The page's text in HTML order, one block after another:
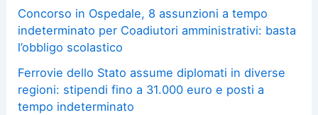
Concorso in Ospedale, 8 assunzioni a tempo
indeterminato per Coadiutori amministrativi: basta
l’obbligo scolastico
Ferrovie dello Stato assume diplomati in diverse
regioni: stipendi fino a 31.000 euro e posti a
tempo indeterminato